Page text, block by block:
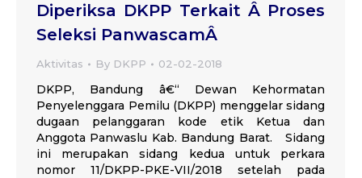
Diperiksa DKPP Terkait Â Proses
Seleksi PanwascamÂ
Aktivitas By DKPP 02-02-2018
DKPP, Bandung â€“ Dewan Kehormatan
Penyelenggara Pemilu (DKPP) menggelar sidang
dugaan pelanggaran kode etik Ketua dan
Anggota Panwaslu Kab. Bandung Barat. Sidang
ini merupakan sidang kedua untuk perkara
nomor 11/DKPP-PKE-VII/2018 setelah pada